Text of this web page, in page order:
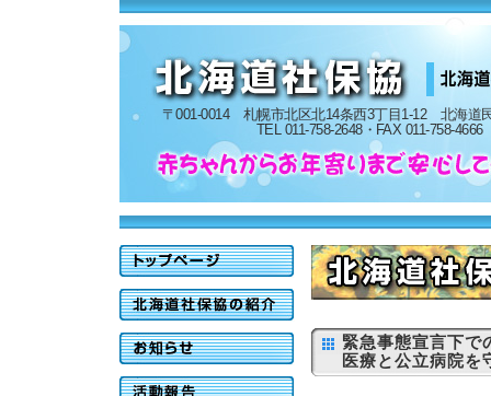
〒001-0014 札幌市北区北14条西3丁目1-12 北海道
TEL 011-758-2648・FAX 011-758-4666
緊急事態宣言下
医療と公立病院を